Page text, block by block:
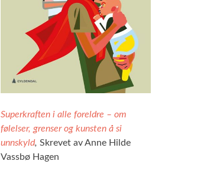
Superkraften i alle foreldre – om
følelser, grenser og kunsten å si
unnskyld, Skrevet av Anne Hilde
Vassbø Hagen